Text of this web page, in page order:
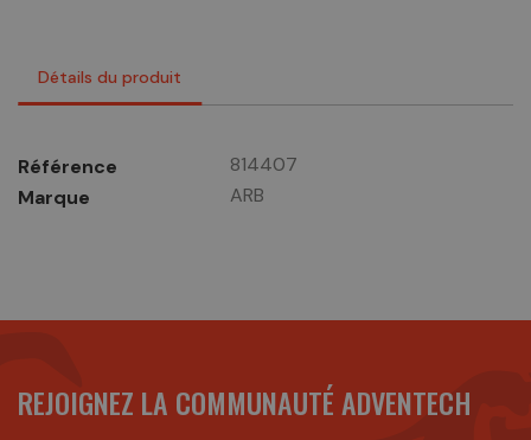
Détails du produit
Référence
814407
Marque
ARB
REJOIGNEZ LA COMMUNAUTÉ ADVENTECH